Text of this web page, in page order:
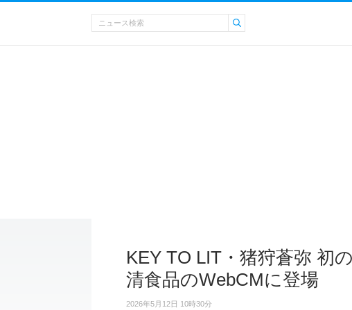
KEY TO LIT・猪狩蒼弥 初
清食品のWebCMに登場
2026年5月12日 10時30分